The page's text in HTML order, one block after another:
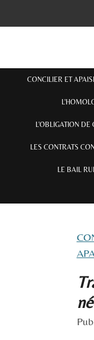
au
CONCILIER ET
L'OBLIGATION
LES CONTRATS
LE BAIL